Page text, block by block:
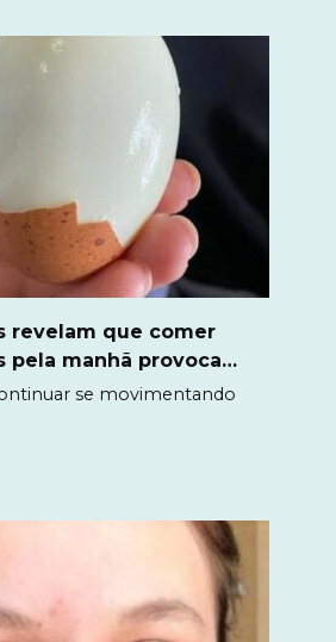
revelam que comer
pela manhã provoca…
se movimentando